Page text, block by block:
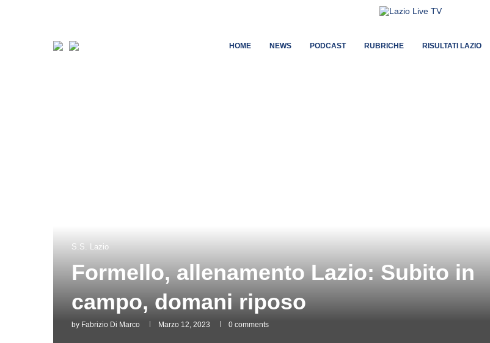
HOME NEWS PODCAST RUBRICHE RISULTATI LAZIO
S.S. Lazio
Formello, allenamento Lazio: Subito in
campo, domani riposo
by Fabrizio Di Marco Marzo 12, 2023 0 comments